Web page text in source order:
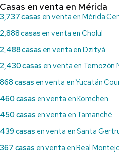
Casas en venta en Mérida
3,737 casas en venta en Mérida
2,888 casas en venta en Cholul
2,488 casas en venta en Dzityá
2,430 casas en venta en Temozón
868 casas en venta en Yucatán
460 casas en venta en Komchen
450 casas en venta en Tamanché
439 casas en venta en Santa
367 casas en venta en Real Montejo